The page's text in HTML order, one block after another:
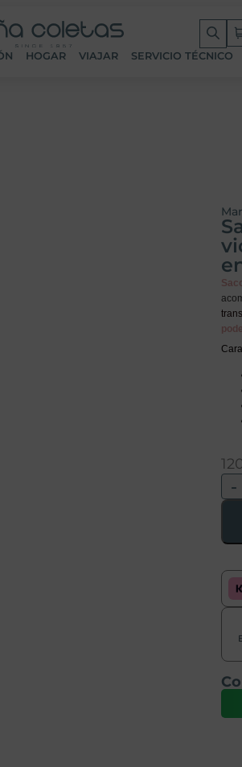
HOGAR VIAJAR SERVICIO TÉCNICO
-